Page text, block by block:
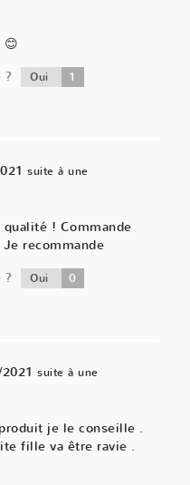
?
Oui 1
suite à une
! Commande
recommande
?
Oui 0
suite à une
je le conseille .
fille va être ravie .